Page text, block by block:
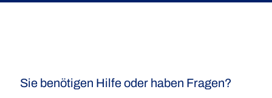
Sie benötigen Hilfe oder haben Fragen?